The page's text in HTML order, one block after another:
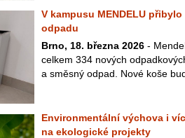
V kampusu MENDELU
odpadu
Brno, 18. března 2026 -
celkem 334 nových
a směsný odpad. Nové koše
Environmentální výchova i
na ekologické projekty